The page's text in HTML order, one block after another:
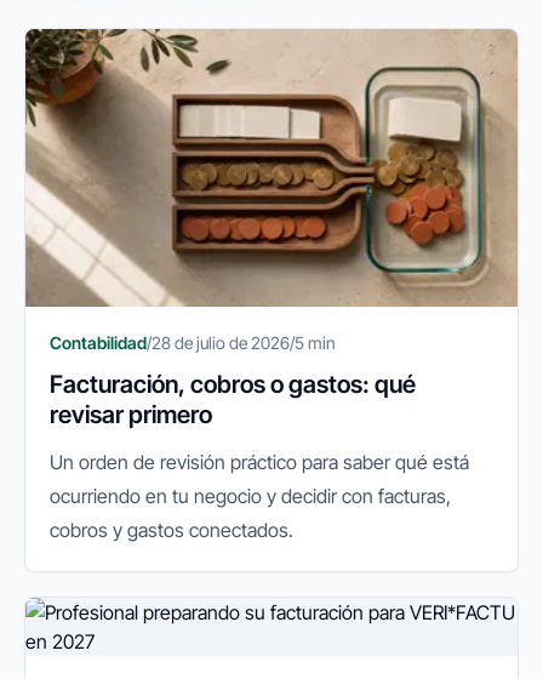
Contabilidad/28 de julio de 2026/5 min
Facturación, cobros o gastos: qué
revisar primero
Un orden de revisión práctico para saber qué está
ocurriendo en tu negocio y decidir con facturas,
cobros y gastos conectados.